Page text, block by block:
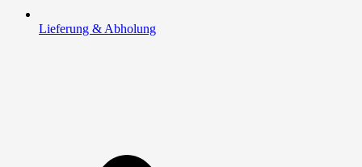
Lieferung & Abholung